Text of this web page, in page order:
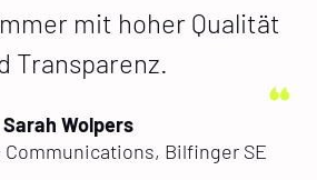
mit hoher Qualität
Transparenz.
Sarah Wolpers
Communications, Bilfinger SE